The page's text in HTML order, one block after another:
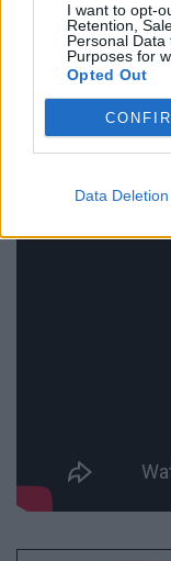
I want to opt-
Retention,
Personal
Purposes for
Opted Out
Data Deletion